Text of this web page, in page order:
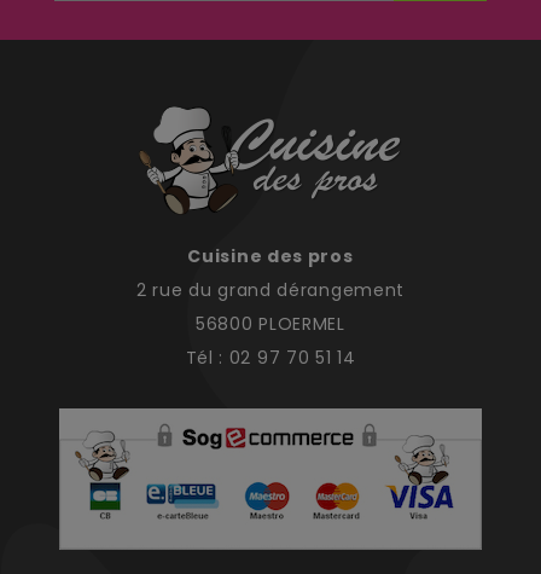
Cuisine des pros
2 rue du grand dérangement
56800 PLOERMEL
Tél : 02 97 70 51 14